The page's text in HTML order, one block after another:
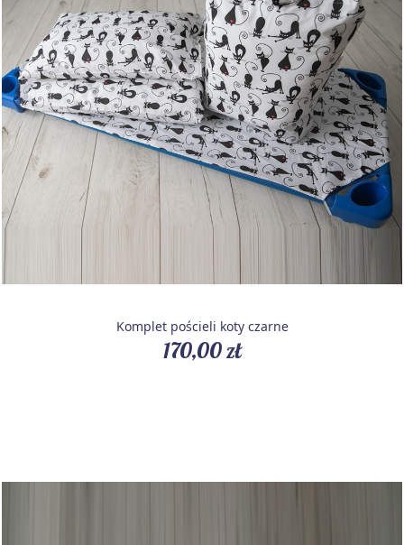
Komplet pościeli koty czarne
170,00 zł